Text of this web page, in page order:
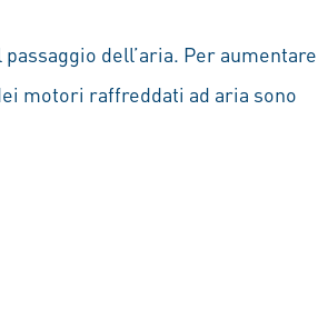
dell’aria. Per aumentare
motori raffreddati ad aria sono